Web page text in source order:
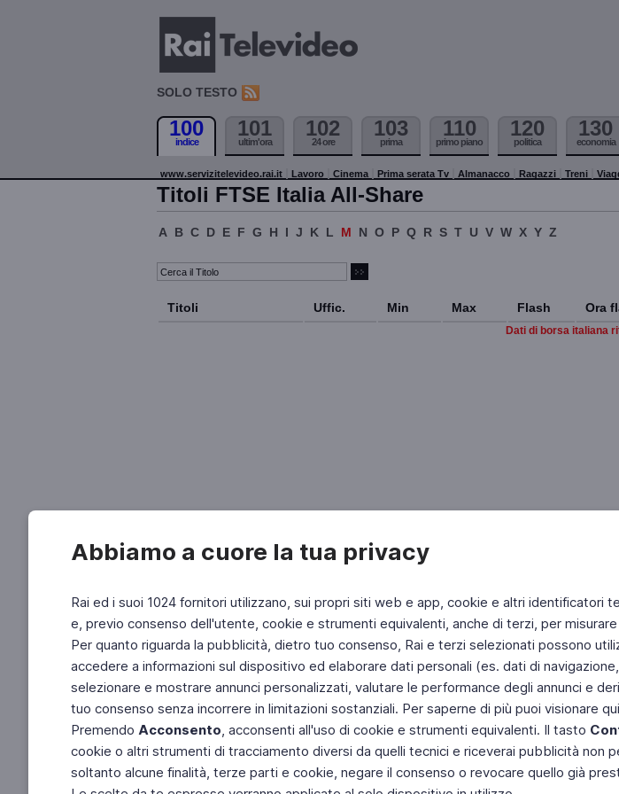
Abbiamo a cuore la tua privacy
Rai ed i suoi 1024 fornitori utilizzano, sui propri siti web e app, cookie e altri identificatori
e, previo consenso dell'utente, cookie e strumenti equivalenti, anche di terzi, per
Per quanto riguarda la pubblicità, dietro tuo consenso, Rai e terzi selezionati possono
accedere a informazioni sul dispositivo ed elaborare dati personali (es. dati di
selezionare e mostrare annunci personalizzati, valutare le performance degli annunci e
tuo consenso senza incorrere in limitazioni sostanziali. Per saperne di più puoi visionare qui
Premendo Acconsento, acconsenti all'uso di cookie e strumenti equivalenti. Il tasto
cookie o altri strumenti di tracciamento diversi da quelli tecnici e riceverai pubblicità non
soltanto alcune finalità, terze parti e cookie, negare il consenso o revocare quello già
SOLO TESTO
100
indice
101
ultim'ora
102
24 ore
103
prima
110
primo piano
120
politica
130
economia
www.servizitelevideo.rai.it Lavoro Cinema Prima serata Tv Almanacco Ragazzi Treni
Titoli FTSE Italia All-Share
A B C D E F G H I J K L M N O P Q R S T U V W X Y Z
Titoli Uffic. Min Max Flash Ora
Dati di borsa italiana
Fai di Televideo la tua Home Page
Copyright © 2011 Rai -
Engineered by RAI -